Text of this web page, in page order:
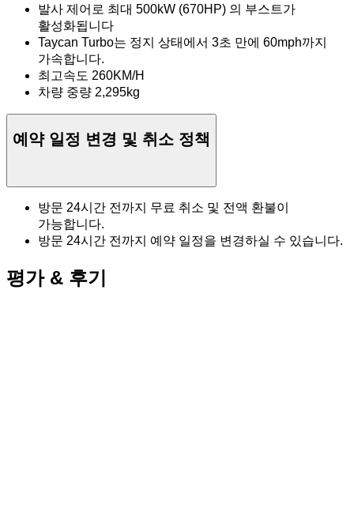
발사 제어로 최대 500kW (670HP) 의 부스트가
활성화됩니다
Taycan Turbo는 정지 상태에서 3초 만에 60mph까지
가속합니다.
최고속도 260KM/H
차량 중량 2,295kg
예약 일정 변경 및 취소 정책
방문 24시간 전까지 무료 취소 및 전액 환불이
가능합니다.
방문 24시간 전까지 예약 일정을 변경하실 수 있습니다.
평가 & 후기